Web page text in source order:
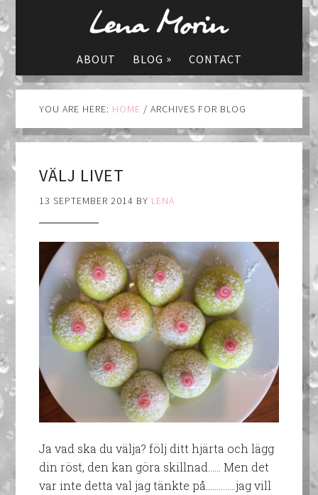
ABOUT BLOG » CONTACT
YOU ARE HERE: HOME / ARCHIVES FOR BLOG
VÄLJ LIVET
13 SEPTEMBER 2014 BY LENA
Ja vad ska du välja? följ ditt hjärta och lägg
din röst, den kan göra skillnad…... Men det
var inte detta val jag tänkte på…………..jag vill